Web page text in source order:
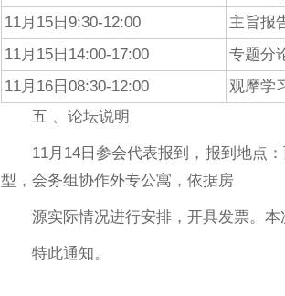
11月15日9:30-12:00
主旨报
11月15日14:00-17:00
专题分
11月16日08:30-12:00
观摩学
五 、论坛说明
11月14日参会代表报到，报到地点
型，会务组协作外专公寓，依据房
源实际情况进行安排，开具发票。
特此通知。